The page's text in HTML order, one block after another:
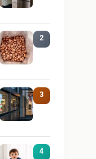
2
3
4